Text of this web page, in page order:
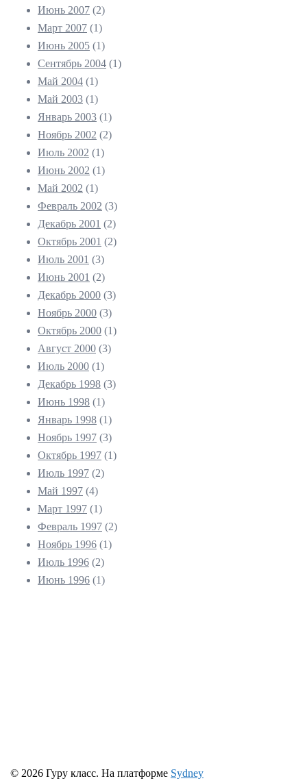
Июнь 2007 (2)
Март 2007 (1)
Июнь 2005 (1)
Сентябрь 2004 (1)
Май 2004 (1)
Май 2003 (1)
Январь 2003 (1)
Ноябрь 2002 (2)
Июль 2002 (1)
Июнь 2002 (1)
Май 2002 (1)
Февраль 2002 (3)
Декабрь 2001 (2)
Октябрь 2001 (2)
Июль 2001 (3)
Июнь 2001 (2)
Декабрь 2000 (3)
Ноябрь 2000 (3)
Октябрь 2000 (1)
Август 2000 (3)
Июль 2000 (1)
Декабрь 1998 (3)
Июнь 1998 (1)
Январь 1998 (1)
Ноябрь 1997 (3)
Октябрь 1997 (1)
Июль 1997 (2)
Май 1997 (4)
Март 1997 (1)
Февраль 1997 (2)
Ноябрь 1996 (1)
Июль 1996 (2)
Июнь 1996 (1)
© 2026 Гуру класс. На платформе Sydney